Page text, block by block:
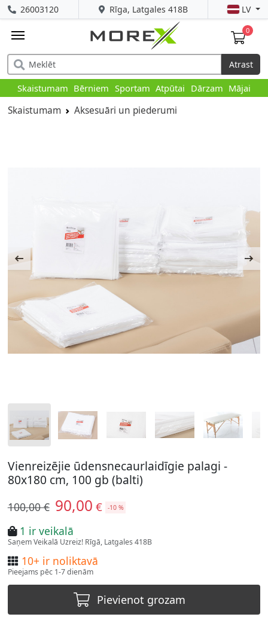
Rīga, Latgales 418B
26003120 LV
0
Atrast
Skaistumam Bērniem Sportam Atpūtai Dārzam Mājai
Skaistumam Aksesuāri un piederumi
Vienreizējie ūdensnecaurlaidīgie palagi -
80x180 cm, 100 gb (balti)
100,00 € 90,00 € -10 %
1 ir veikalā
Saņem Veikalā Uzreiz! Rīgā, Latgales 418B
10+ ir noliktavā
Pieejams pēc 1-7 dienām
Pievienot grozam